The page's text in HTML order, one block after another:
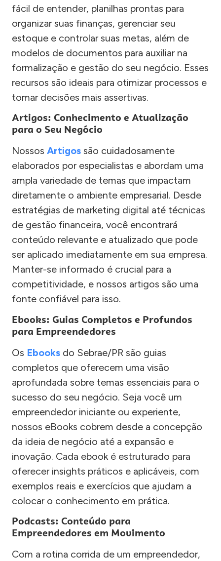
fácil de entender, planilhas prontas para
organizar suas finanças, gerenciar seu
estoque e controlar suas metas, além de
modelos de documentos para auxiliar na
formalização e gestão do seu negócio. Esses
recursos são ideais para otimizar processos e
tomar decisões mais assertivas.
Artigos: Conhecimento e Atualização
para o Seu Negócio
Nossos Artigos são cuidadosamente
elaborados por especialistas e abordam uma
ampla variedade de temas que impactam
diretamente o ambiente empresarial. Desde
estratégias de marketing digital até técnicas
de gestão financeira, você encontrará
conteúdo relevante e atualizado que pode
ser aplicado imediatamente em sua empresa.
Manter-se informado é crucial para a
competitividade, e nossos artigos são uma
fonte confiável para isso.
Ebooks: Guias Completos e Profundos
para Empreendedores
Os Ebooks do Sebrae/PR são guias
completos que oferecem uma visão
aprofundada sobre temas essenciais para o
sucesso do seu negócio. Seja você um
empreendedor iniciante ou experiente,
nossos eBooks cobrem desde a concepção
da ideia de negócio até a expansão e
inovação. Cada ebook é estruturado para
oferecer insights práticos e aplicáveis, com
exemplos reais e exercícios que ajudam a
colocar o conhecimento em prática.
Podcasts: Conteúdo para
Empreendedores em Movimento
Com a rotina corrida de um empreendedor,